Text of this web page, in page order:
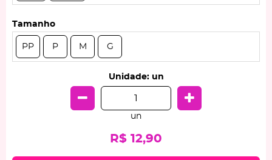
Tamanho
PP P M G
Unidade: un
un
R$ 12,90